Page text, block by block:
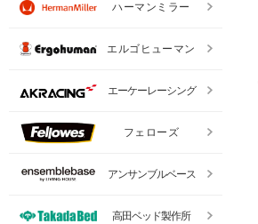
ハーマンミラー
エルゴヒューマン
エーケーレーシング
フェローズ
アンサンブルベース
高田ベッド製作所